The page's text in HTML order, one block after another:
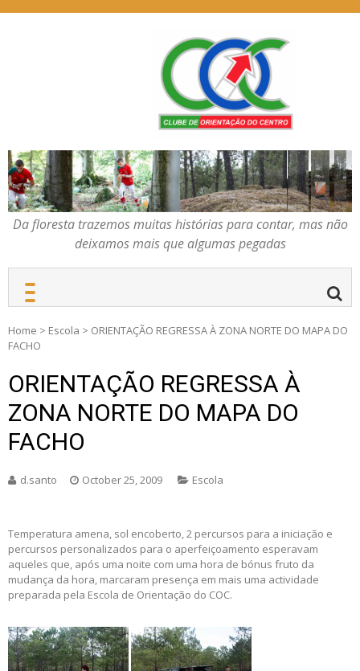
COC – CLUBE DE
ORIENTAÇÃO DO
CENTRO
Da floresta trazemos
muitas histórias para
contar, mas não deixamos
mais que algumas
pegadas
Da floresta trazemos muitas histórias para contar, mas não
deixamos mais que algumas pegadas
Home > Escola > ORIENTAÇÃO REGRESSA À ZONA NORTE DO MAPA DO
FACHO
ORIENTAÇÃO REGRESSA À
ZONA NORTE DO MAPA DO
FACHO
d.santo October 25, 2009 Escola
Temperatura amena, sol encoberto, 2 percursos para a iniciação e
percursos personalizados para o aperfeiçoamento esperavam
aqueles que, após uma noite com uma hora de bónus fruto da
mudança da hora, marcaram presença em mais uma actividade
preparada pela Escola de Orientação do COC.